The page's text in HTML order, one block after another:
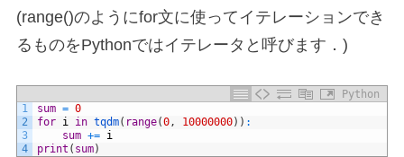
(range()のようにfor文に使ってイテレーションでき
るものをPythonではイテレータと呼びます．)
Python
1
2
3
4
sum = 0
for i in tqdm( range(0, 10000000) ) :
sum += i
print ( sum)